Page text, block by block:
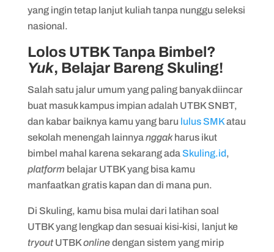
yang ingin tetap lanjut kuliah tanpa nunggu seleksi
nasional.
Lolos UTBK Tanpa Bimbel?
Yuk, Belajar Bareng Skuling!
Salah satu jalur umum yang paling banyak diincar
buat masuk kampus impian adalah UTBK SNBT,
dan kabar baiknya kamu yang baru lulus SMKatau
sekolah menengah lainnya nggakharus ikut
bimbel mahal karena sekarang ada Skuling.id,
platform belajar UTBK yang bisa kamu
manfaatkan gratis kapan dan di mana pun.
Di Skuling, kamu bisa mulai dari latihan soal
UTBK yang lengkap dan sesuai kisi-kisi, lanjut ke
tryoutUTBKonlinedengan sistem yang mirip